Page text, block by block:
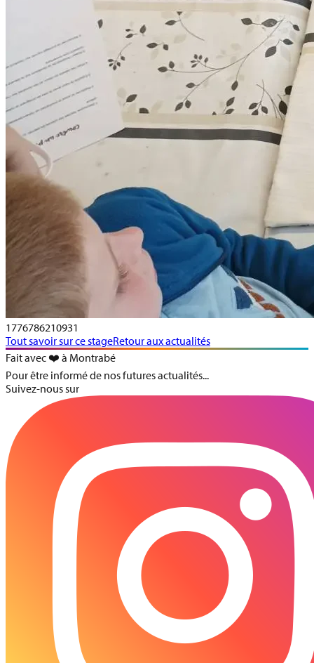
1776786210931
Tout savoir sur ce stageRetour aux actualités
Fait avec ❤️ à Montrabé
Pour être informé de nos futures actualités...
Suivez-nous sur